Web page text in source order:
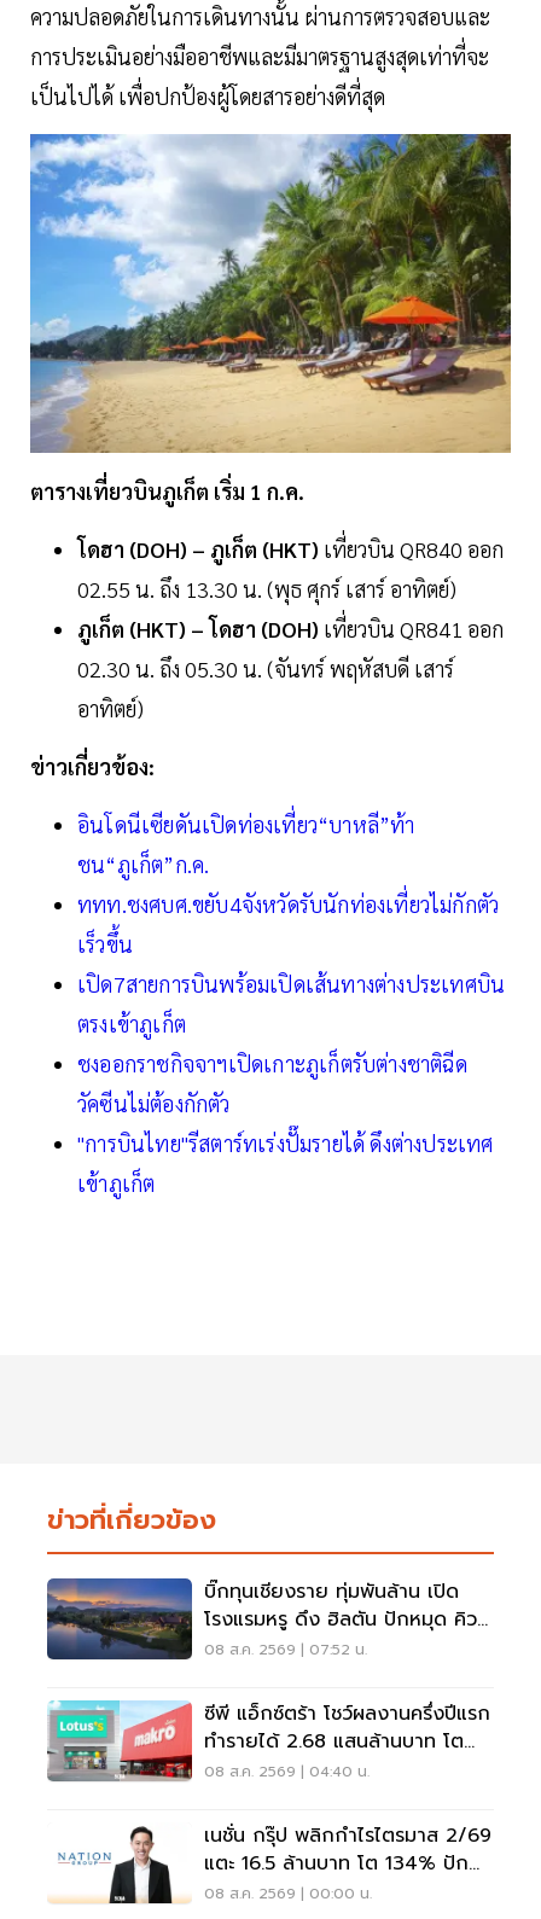
ความปลอดภัยในการเดินทางนั้น ผ่านการตรวจสอบและ
การประเมินอย่างมืออาชีพและมีมาตรฐานสูงสุดเท่าที่จะ
เป็นไปได้ เพื่อปกป้องผู้โดยสารอย่างดีที่สุด
ตารางเที่ยวบินภูเก็ต เริ่ม 1 ก.ค.
โดฮา (DOH) – ภูเก็ต (HKT) เที่ยวบิน QR840 ออก
02.55 น. ถึง 13.30 น. (พุธ ศุกร์ เสาร์ อาทิตย์)
ภูเก็ต (HKT) – โดฮา (DOH) เที่ยวบิน QR841 ออก
02.30 น. ถึง 05.30 น. (จันทร์ พฤหัสบดี เสาร์
อาทิตย์)
ข่าวเกี่ยวข้อง:
อินโดนีเซียดันเปิดท่องเที่ยว“บาหลี”ท้า
ชน“ภูเก็ต”ก.ค.
ททท.ชงศบศ.ขยับ4จังหวัดรับนักท่องเที่ยวไม่กักตัว
เร็วขึ้น
เปิด7สายการบินพร้อมเปิดเส้นทางต่างประเทศบิน
ตรงเข้าภูเก็ต
ชงออกราชกิจจาฯเปิดเกาะภูเก็ตรับต่างชาติฉีด
วัคซีนไม่ต้องกักตัว
"การบินไทย"รีสตาร์ทเร่งปั๊มรายได้ ดึงต่างประเทศ
เข้าภูเก็ต
ข่าวที่เกี่ยวข้อง
บิ๊กทุนเชียงราย ทุ่มพันล้าน เปิด
โรงแรมหรู ดึง ฮิลตัน ปักหมุด คิวริ
โอ แห่งแรกในภาคเหนือ
08 ส.ค. 2569 | 07:52 น.
ซีพี แอ็กซ์ตร้า โชว์ผลงานครึ่งปีแรก
ทำรายได้ 2.68 แสนล้านบาท โต
3.6%
08 ส.ค. 2569 | 04:40 น.
เนชั่น กรุ๊ป พลิกกำไรไตรมาส 2/69
แตะ 16.5 ล้านบาท โต 134% ปัก
หมุดสู่ ‘มีเดียเทค’
08 ส.ค. 2569 | 00:00 น.